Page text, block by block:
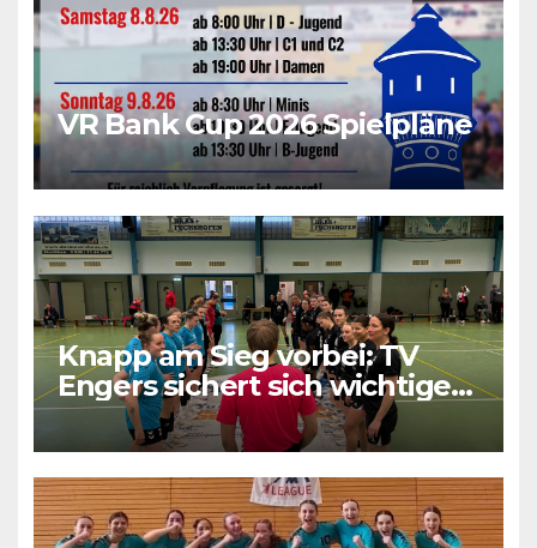
VR Bank Cup 2026 Spielpläne
Knapp am Sieg vorbei: TV
Engers sichert sich wichtigen
Punkt